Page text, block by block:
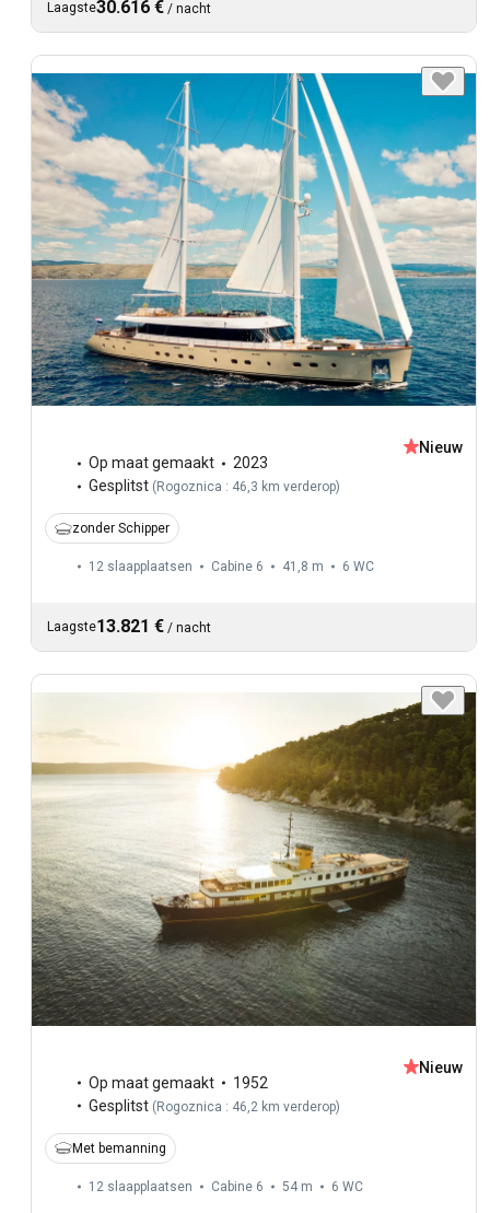
Laagste30.616 € / nacht
Op maat gemaakt
2023
Gesplitst ( Rogoznica : 46,3 km verderop)
Nieuw
zonder Schipper
12 slaapplaatsen Cabine 6 41,8 m 6 WC
Laagste13.821 € / nacht
Op maat gemaakt
1952
Gesplitst (Rogoznica : 46,2 km verderop)
Nieuw
Met bemanning
12 slaapplaatsen Cabine 6 54 m 6 WC